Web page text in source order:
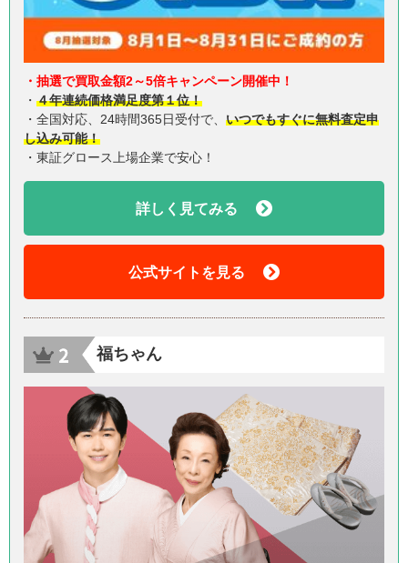
・抽選で買取金額2～5倍キャンペーン開催中！
・ ４年連続価格満足度第１位！
・全国対応、24時間365日受付で、 いつでもすぐに無料査定申
し込み可能！
・東証グロース上場企業で安心！
詳しく見てみる
公式サイトを見る
福ちゃん